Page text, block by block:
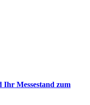
Messestand zum